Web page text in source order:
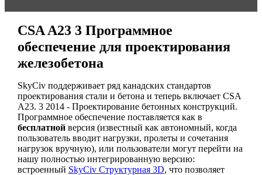
CSA A23 3 Программное
обеспечение для проектирования
железобетона
SkyCiv поддерживает ряд канадских стандартов
проектирования стали и бетона и теперь включает CSA
A23. 3 2014 - Проектирование бетонных конструкций.
Программное обеспечение поставляется как в
бесплатнойверсия (известный как автономный, когда
пользователь вводит нагрузки, пролеты и сочетания
нагрузок вручную), или пользователи могут перейти на
нашу полностью интегрированную версию:
встроенный SkyCiv Структурная 3D, что позволяет